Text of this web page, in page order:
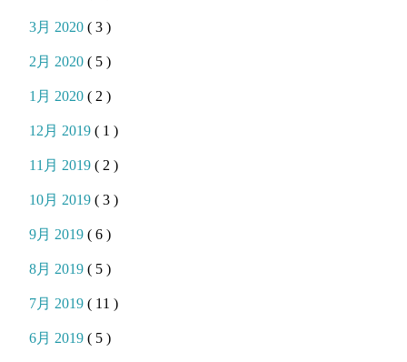
3月 2020( 3 )
2月 2020( 5 )
1月 2020( 2 )
12月 2019( 1 )
11月 2019( 2 )
10月 2019( 3 )
9月 2019( 6 )
8月 2019( 5 )
7月 2019( 11 )
6月 2019( 5 )